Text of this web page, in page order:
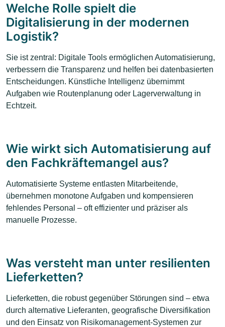
Welche Rolle spielt die
Digitalisierung in der modernen
Logistik?
Sie ist zentral: Digitale Tools ermöglichen Automatisierung,
verbessern die Transparenz und helfen bei datenbasierten
Entscheidungen. Künstliche Intelligenz übernimmt
Aufgaben wie Routenplanung oder Lagerverwaltung in
Echtzeit.
Wie wirkt sich Automatisierung auf
den Fachkräftemangel aus?
Automatisierte Systeme entlasten Mitarbeitende,
übernehmen monotone Aufgaben und kompensieren
fehlendes Personal – oft effizienter und präziser als
manuelle Prozesse.
Was versteht man unter resilienten
Lieferketten?
Lieferketten, die robust gegenüber Störungen sind – etwa
durch alternative Lieferanten, geografische Diversifikation
und den Einsatz von Risikomanagement-Systemen zur